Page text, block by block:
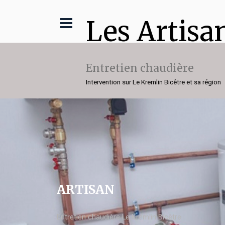
Les
Entretien chaudière
Intervention sur Le Kremlin Bicêtre et sa région
ARTISAN
Entretien chaudière Le Kremlin Bicêtre